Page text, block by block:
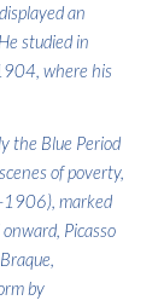
an
studied in
where his
the Blue Period
of poverty,
marked
Picasso
by